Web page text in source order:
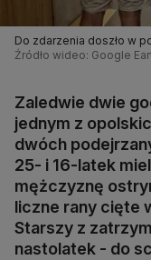
Do zdarzenia doszło w
Źródło wideo: Google
Zaledwie dwie
jednym z
dwóch
25- i 16-latek
mężczyznę
liczne rany cięte
Starszy z
nastolatek - do